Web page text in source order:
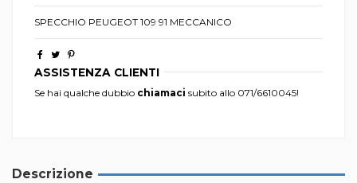
SPECCHIO PEUGEOT 109 91 MECCANICO
ASSISTENZA CLIENTI
Se hai qualche dubbio chiamaci subito allo 071/6610045!
Descrizione